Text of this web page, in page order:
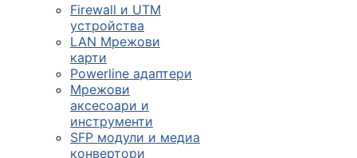
Firewall и UTM
устройства
LAN Мрежови
карти
Powerline адаптери
Мрежови
аксесоари и
инструменти
SFP модули и медиа
конвертори